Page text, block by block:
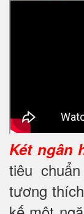
Két ngân
tiêu
tương